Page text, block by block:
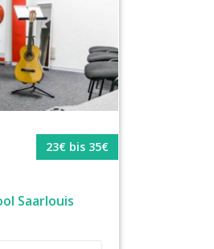
23€ bis 35€
Saarlouis